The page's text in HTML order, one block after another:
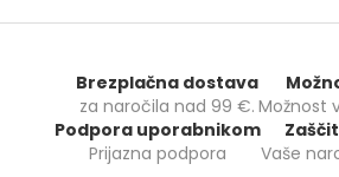
Brezplačna dostava
za naročila nad 99 €. Možnost
Podpora uporabnikom
Prijazna podpora
Vaše